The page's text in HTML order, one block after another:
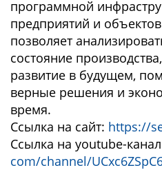
программной
предприятий и объектов
позволяет
состояние
развитие в будущем,
верные решения и
время.
Ссылка на сайт: https://
Ссылка на youtube-
com/channel/